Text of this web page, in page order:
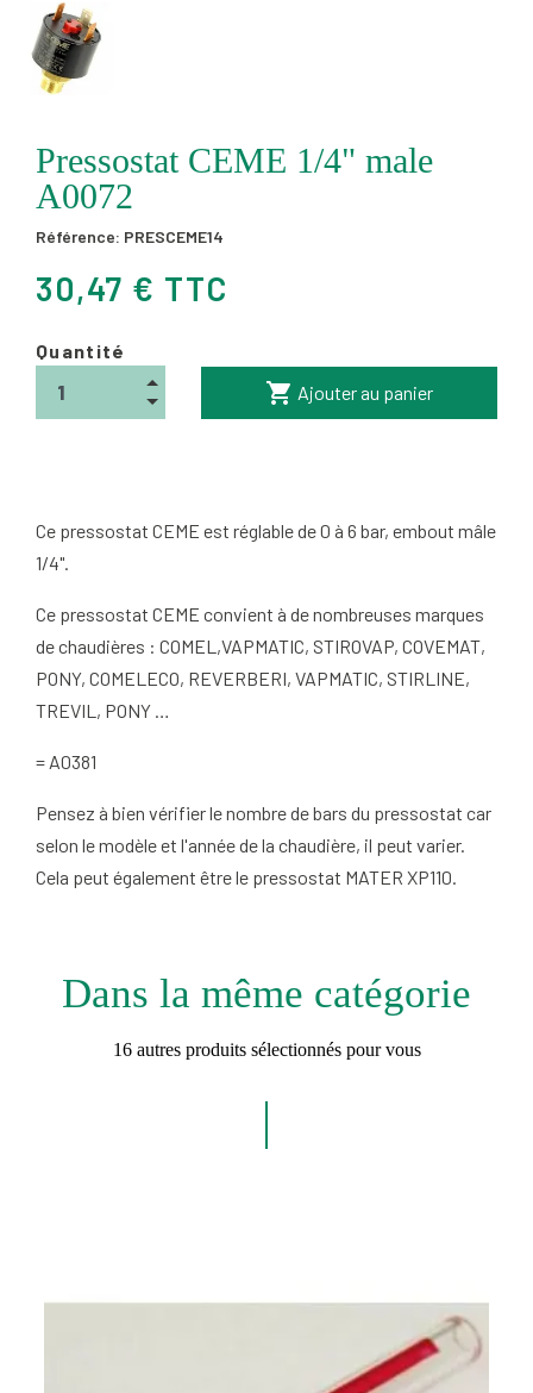
Pressostat CEME 1/4" male
A0072
Référence: PRESCEME14
30,47 € TTC
Quantité
shopping_cart Ajouter au panier
Ce pressostat CEME est réglable de 0 à 6 bar, embout mâle
1/4".
Ce pressostat CEME convient à de nombreuses marques
de chaudières : COMEL,VAPMATIC, STIROVAP, COVEMAT,
PONY, COMELECO, REVERBERI, VAPMATIC, STIRLINE,
TREVIL, PONY …
= A0381
Pensez à bien vérifier le nombre de bars du pressostat car
selon le modèle et l'année de la chaudière, il peut varier.
Cela peut également être le pressostat MATER XP110.
Dans la même catégorie
16 autres produits sélectionnés pour vous